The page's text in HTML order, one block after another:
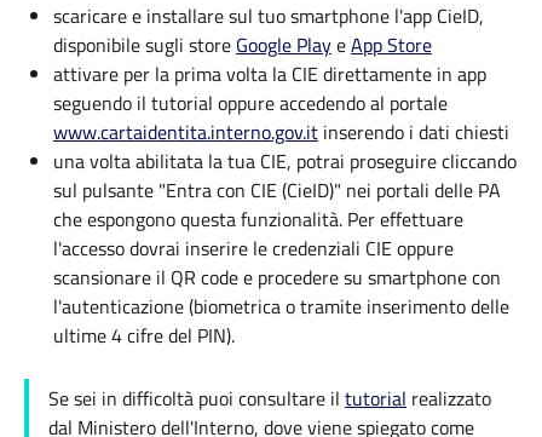
scaricare e installare sul tuo smartphone l'app CieID,
disponibile sugli store Google PlayeApp Store
attivare per la prima volta la CIE direttamente in app
seguendo il tutorial oppure accedendo al portale
www.cartaidentita.interno.gov.it inserendo i dati chiesti
una volta abilitata la tua CIE, potrai proseguire cliccando
sul pulsante "Entra con CIE (CieID)" nei portali delle PA
che espongono questa funzionalità. Per effettuare
l'accesso dovrai inserire le credenziali CIE oppure
scansionare il QR code e procedere su smartphone con
l'autenticazione (biometrica o tramite inserimento delle
ultime 4 cifre del PIN).
Se sei in difficoltà puoi consultare il tutorial realizzato
dal Ministero dell'Interno, dove viene spiegato come